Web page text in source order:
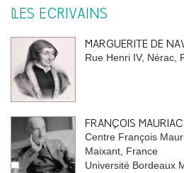
LES ÉCRIVAINS
MARGUERITE DE
Rue Henri IV, Nérac,
FRANÇOIS MAURIAC
Centre François
Maixant, France
Université Bordeaux